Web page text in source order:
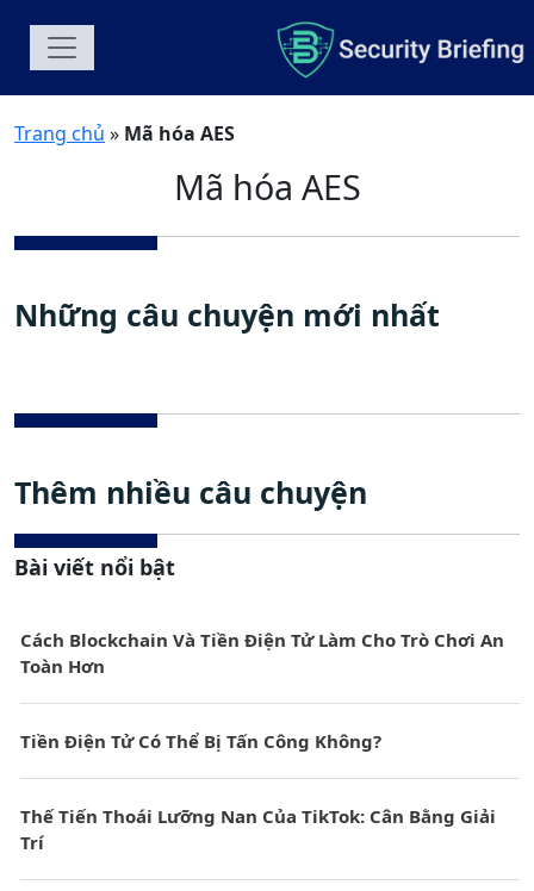
Trang chủ » Mã hóa AES
Mã hóa AES
Những câu chuyện mới nhất
Thêm nhiều câu chuyện
Bài viết nổi bật
Cách Blockchain Và Tiền Điện Tử Làm Cho Trò Chơi An
Toàn Hơn
Tiền Điện Tử Có Thể Bị Tấn Công Không?
Thế Tiến Thoái Lưỡng Nan Của TikTok: Cân Bằng Giải
Trí